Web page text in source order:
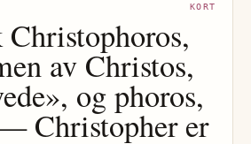
KORT
Christophoros,
av Christos,
og phoros,
Christopher er